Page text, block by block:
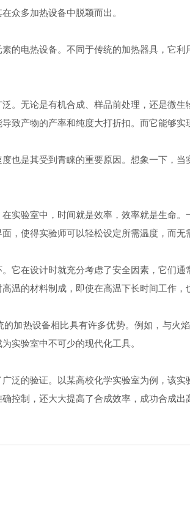
众多加热设备中脱颖而出。
的电热设备。不同于传统的加热器具，它
无论是有机合成、样品前处理，还是微生
致产物的产率和纯度大打折扣。而它能够
是其受到青睐的重要原因。想象一下，当
验室中，时间就是效率，效率就是生命。
，使得实验师可以轻松设定所需温度，而无
在设计时就充分考虑了安全因素，它们通
温的材料制成，即使在高温下长时间工作，
热设备相比具有许多优势。例如，与火
实验室中不可少的现代化工具。
的验证。以某高校化学实验室为例，该实
控制，还大大提高了合成效率，成功合成出